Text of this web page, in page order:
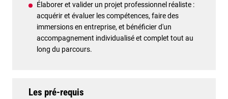
Élaborer et valider un projet professionnel réaliste :
acquérir et évaluer les compétences, faire des
immersions en entreprise, et bénéficier d'un
accompagnement individualisé et complet tout au
long du parcours.
Les pré-requis